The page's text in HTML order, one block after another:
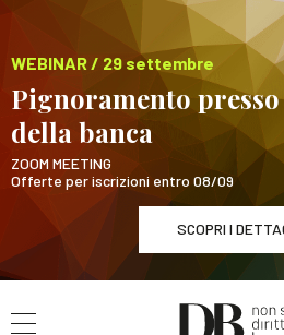
WEBINAR / 29 settembre
Pignoramento
della banca
ZOOM MEETING
Offerte per iscrizioni entro 08/09
SCOPRI I
WEBINAR / 29